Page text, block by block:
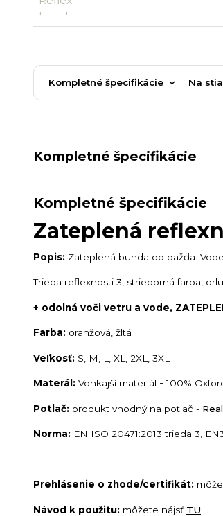
Kompletné špecifikácie Na
Kompletné špecifikácie
Kompletné špecifikácie
Zateplená
Popis: Zateplená bunda do dažďa.
Trieda reflexnosti 3, strieborná farba,
+ odolná voči vetru a vode,
Farba: oranžová, žltá
Veľkosť: S, M, L, XL, 2XL, 3XL
Materál: Vonkajší materiál -100%
Potlač: produkt vhodný na potlač -
Norma: EN ISO 20471:2013 trieda 3,
Prehlásenie o zhode/certifikát:
Návod k použitu: môžete nájsť TU